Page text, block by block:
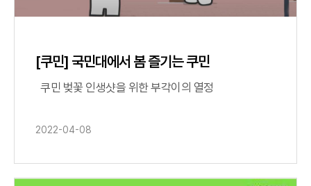
[쿠민] 국민대에서 봄 즐기는 쿠민
2022-04-08